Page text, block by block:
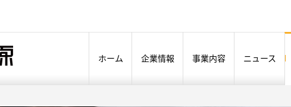
ホーム 企業情報 事業内容 ニュース